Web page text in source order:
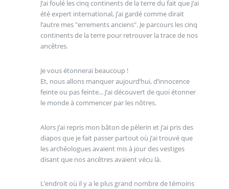
J’ai foulé les cinq continents de la terre du fait que j’ai
été expert international, j’ai gardé comme dirait
l’autre mes "errements anciens". Je parcours les cinq
continents de la terre pour retrouver la trace de nos
ancêtres.
Je vous étonnerai beaucoup !
Et, nous allons manquer aujourd’hui, d’innocence
feinte ou pas feinte... J’ai découvert de quoi étonner
le monde à commencer par les nôtres.
Alors j’ai repris mon bâton de pèlerin et j’ai pris des
diapos que je fait passer partout où j’ai trouvé que
les archéologues avaient mis à jour des vestiges
disant que nos ancêtres avaient vécu là.
L’endroit où il y a le plus grand nombre de témoins